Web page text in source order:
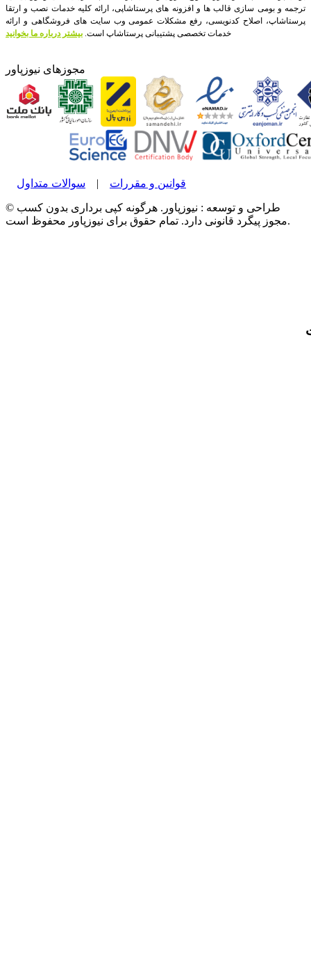
ترجمه و بومی سازی قالب ها و افزونه های پرستاشاپی، ارائه کلیه خدمات نصب و ارتقا
پرستاشاپ، اصلاح کدنویسی، رفع مشکلات عمومی وب سایت های فروشگاهی و ارائه
خدمات تخصصی پشتیبانی پرستاشاپ است. بیشتر درباره ما بخوانید
مجوزهای نیوزپاور
قوانین و مقررات | سوالات متداول
© طراحی و توسعه : نیوزپاور. هرگونه کپی برداری بدون کسب
مجوز پیگرد قانونی دارد. تمام حقوق برای نیوزپاور محفوظ است.